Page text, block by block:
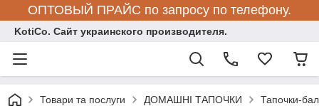
ОПТОВЫЙ ПРАЙС по запросу по телефону.
KotiCo. Сайт украинского производителя.
Товари та послуги ДОМАШНІ ТАПОЧКИ Тапочки-